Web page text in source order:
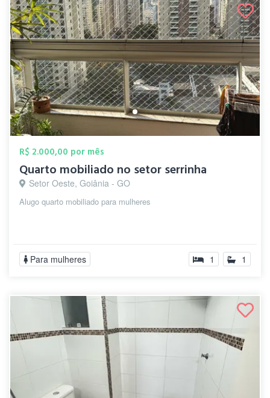
R$ 2.000,00 por mês
Quarto mobiliado no setor serrinha
Setor Oeste, Goiânia - GO
Alugo quarto mobiliado para mulheres
Para mulheres 1 1